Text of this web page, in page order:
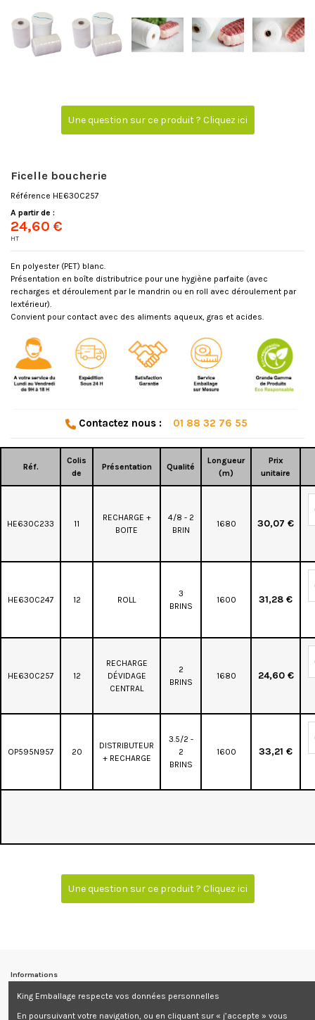
Une question sur ce produit ? Cliquez ici
Ficelle boucherie
Référence HE630C257
A partir de :
24,60 €
HT
En polyester (PET) blanc.
Présentation en boîte distributrice pour une hygiène parfaite (avec
recharges et déroulement par le mandrin ou en roll avec déroulement par
lextérieur).
Convient pour contact avec des aliments aqueux, gras et acides.
Contactez nous : 01 88 32 76 55
Réf.
Colis
de
Présentation Qualité
Longueur
(m)
Prix
unitaire
HE630C233 11
RECHARGE +
BOITE
4/8 - 2
BRIN
1680 30,07 €
HE630C247 12 ROLL
3
BRINS
1600 31,28 €
HE630C257 12
RECHARGE
DÉVIDAGE
CENTRAL
2
BRINS
1680 24,60 €
OP595N957 20
DISTRIBUTEUR
+ RECHARGE
3.5/2 -
2
BRINS
1600 33,21 €
Une question sur ce produit ? Cliquez ici
Informations
Contactez-nous
King Emballage respecte vos données personnelles
En poursuivant votre navigation, ou en cliquant sur « j’accepte » vous